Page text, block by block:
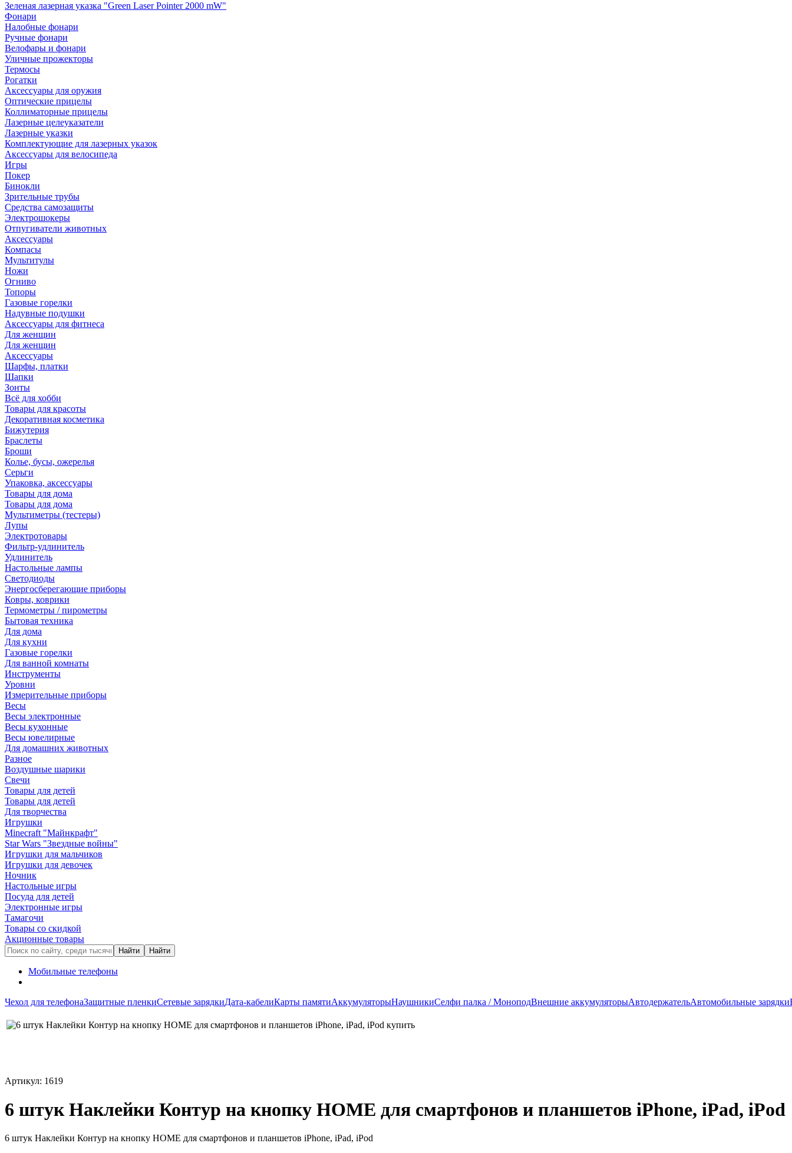
Зеленая лазерная указка "Green Laser Pointer 2000 mW"
Фонари
Налобные фонари
Ручные фонари
Велофары и фонари
Уличные прожекторы
Термосы
Рогатки
Аксессуары для оружия
Оптические прицелы
Коллиматорные прицелы
Лазерные целеуказатели
Лазерные указки
Комплектующие для лазерных указок
Аксессуары для велосипеда
Игры
Покер
Бинокли
Зрительные трубы
Средства самозащиты
Электрошокеры
Отпугиватели животных
Аксессуары
Компасы
Мультитулы
Ножи
Огниво
Топоры
Газовые горелки
Надувные подушки
Аксессуары для фитнеса
Для женщин
Для женщин
Аксессуары
Шарфы, платки
Шапки
Зонты
Всё для хобби
Товары для красоты
Декоративная косметика
Бижутерия
Браслеты
Броши
Колье, бусы, ожерелья
Серьги
Упаковка, аксессуары
Товары для дома
Товары для дома
Мультиметры (тестеры)
Лупы
Электротовары
Фильтр-удлинитель
Удлинитель
Настольные лампы
Светодиоды
Энергосберегающие приборы
Ковры, коврики
Термометры / пирометры
Бытовая техника
Для дома
Для кухни
Газовые горелки
Для ванной комнаты
Инструменты
Уровни
Измерительные приборы
Весы
Весы электронные
Весы кухонные
Весы ювелирные
Для домашних животных
Разное
Воздушные шарики
Свечи
Товары для детей
Товары для детей
Для творчества
Игрушки
Minecraft "Майнкрафт"
Star Wars "Звездные войны"
Игрушки для мальчиков
Игрушки для девочек
Ночник
Настольные игры
Посуда для детей
Электронные игры
Тамагочи
Товары со скидкой
Акционные товары
Мобильные телефоны
Чехол для телефонаЗащитные пленкиСетевые зарядкиДата-кабелиКарты памятиАккумуляторыНаушникиСелфи палка / МоноподВнешние аккумуляторыАвтодержательАвтомобильные зарядки
Артикул: 1619
6 штук Наклейки Контур на кнопку HOME для смартфонов и планшетов iPhone, iPad, iPod
6 штук Наклейки Контур на кнопку HOME для смартфонов и планшетов iPhone, iPad, iPod